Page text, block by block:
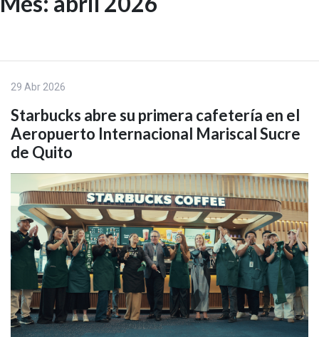
Skip
29 Abr 2026
Starbucks abre su primera cafetería en el
Aeropuerto Internacional Mariscal Sucre
de Quito